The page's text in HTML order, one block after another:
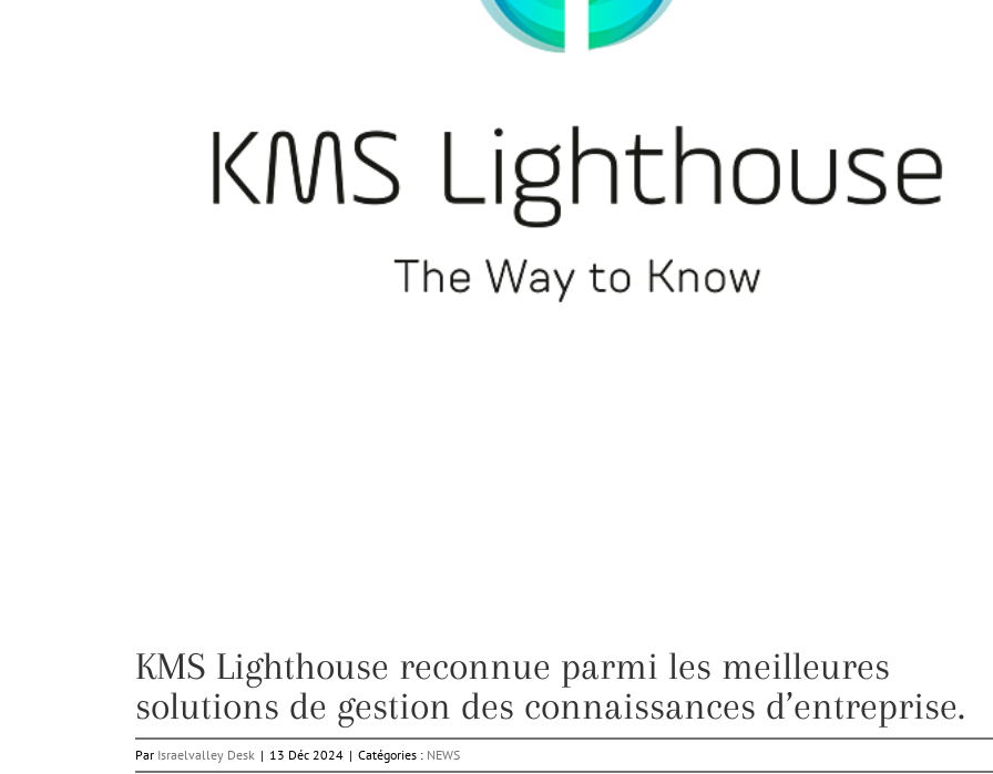
KMS Lighthouse reconnue parmi les meilleures
solutions de gestion des connaissances d’entreprise.
Par Israelvalley Desk | 13 Déc 2024 | Catégories : NEWS